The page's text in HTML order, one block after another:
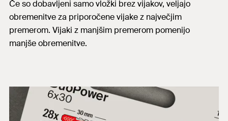
Če so dobavljeni samo vložki brez vijakov, veljajo
obremenitve za priporočene vijake z največjim
premerom. Vijaki z manjšim premerom pomenijo
manjše obremenitve.